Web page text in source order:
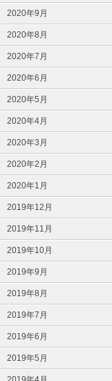
2020年9月
2020年8月
2020年7月
2020年6月
2020年5月
2020年4月
2020年3月
2020年2月
2020年1月
2019年12月
2019年11月
2019年10月
2019年9月
2019年8月
2019年7月
2019年6月
2019年5月